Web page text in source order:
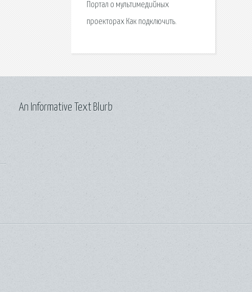
Портал о мультимедийных
проекторах Как подключить.
An Informative Text Blurb